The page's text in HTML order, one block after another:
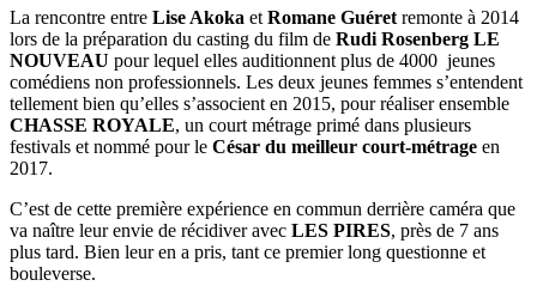
La rencontre entre Lise Akoka etRomane Guéretremonte à 2014
lors de la préparation du casting du film de Rudi Rosenberg LE
NOUVEAU pour lequel elles auditionnent plus de 4000 jeunes
comédiens non professionnels. Les deux jeunes femmes s’entendent
tellement bien qu’elles s’associent en 2015, pour réaliser ensemble
CHASSE ROYALE, un court métrage primé dans plusieurs
festivals et nommé pour le César du meilleur court-métrage en
2017.
C’est de cette première expérience en commun derrière caméra que
va naître leur envie de récidiver avec LES PIRES, près de 7 ans
plus tard. Bien leur en a pris, tant ce premier long questionne et
bouleverse.